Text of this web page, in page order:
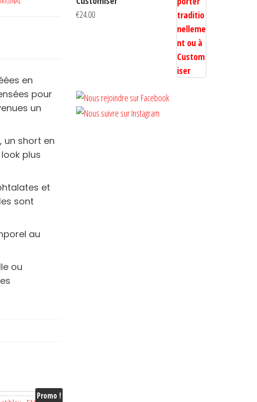
en
pour
un
un short en
plus
et
sont
au
ou
Promo !
€24.00